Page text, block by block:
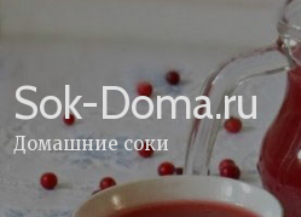
Sok-Doma.ru
Домашние соки